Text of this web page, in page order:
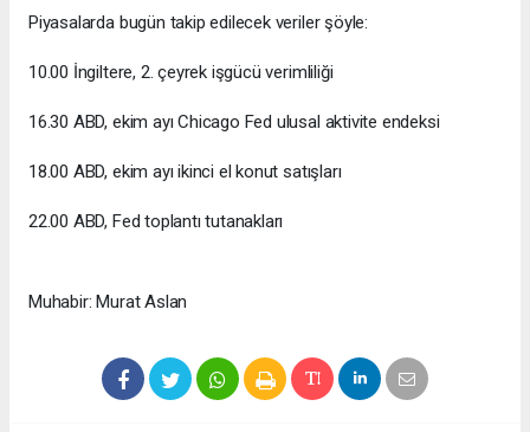
Piyasalarda bugün takip edilecek veriler şöyle:
10.00 İngiltere, 2. çeyrek işgücü verimliliği
16.30 ABD, ekim ayı Chicago Fed ulusal aktivite endeksi
18.00 ABD, ekim ayı ikinci el konut satışları
22.00 ABD, Fed toplantı tutanakları
Muhabir: Murat Aslan